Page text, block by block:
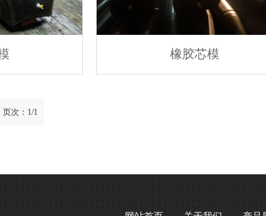
橡胶芯模
页次：1/1